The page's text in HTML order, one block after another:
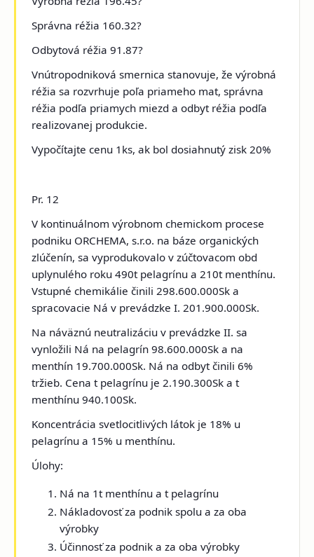
Správna réžia 160.32?
Odbytová réžia 91.87?
Vnútropodniková smernica stanovuje, že výrobná
réžia sa rozvrhuje poľa priameho mat, správna
réžia podľa priamych miezd a odbyt réžia podľa
realizovanej produkcie.
Vypočítajte cenu 1ks, ak bol dosiahnutý zisk 20%
Pr. 12
V kontinuálnom výrobnom chemickom procese
podniku ORCHEMA, s.r.o. na báze organických
zlúčenín, sa vyprodukovalo v zúčtovacom obd
uplynulého roku 490t pelagrínu a 210t menthínu.
Vstupné chemikálie činili 298.600.000Sk a
spracovacie Ná v prevádzke I. 201.900.000Sk.
Na náväznú neutralizáciu v prevádzke II. sa
vynložili Ná na pelagrín 98.600.000Sk a na
menthín 19.700.000Sk. Ná na odbyt činili 6%
tržieb. Cena t pelagrínu je 2.190.300Sk a t
menthínu 940.100Sk.
Koncentrácia svetlocitlivých látok je 18% u
pelagrínu a 15% u menthínu.
Úlohy:
Ná na 1t menthínu a t pelagrínu
Nákladovosť za podnik spolu a za oba
výrobky
Účinnosť za podnik a za oba výrobky